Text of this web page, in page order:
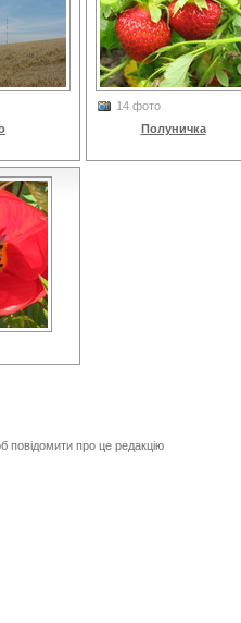
14 фото
Полуничка
цвіт
повідомити про це редакцію